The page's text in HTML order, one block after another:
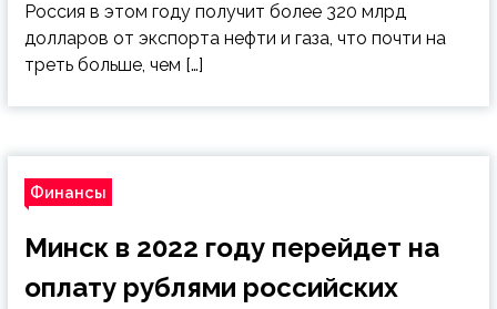
Россия в этом году получит более 320 млрд
долларов от экспорта нефти и газа, что почти на
треть больше, чем […]
Финансы
Минск в 2022 году перейдет на
оплату рублями российских